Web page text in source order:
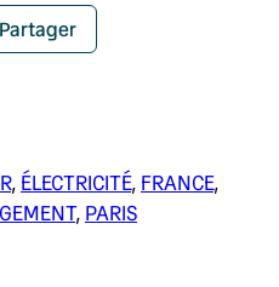
Partager
, ÉLECTRICITÉ, FRANCE
, PARIS